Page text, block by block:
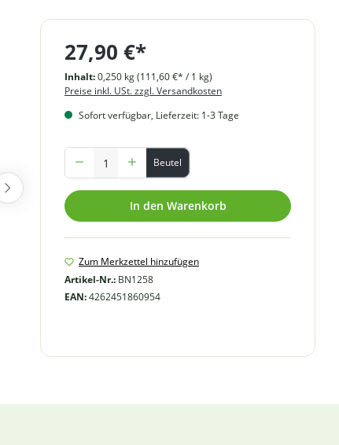
27,90 €*
Inhalt:0,250 kg(111,60 €* / 1 kg)
Preise inkl. USt. zzgl. Versandkosten
Sofort verfügbar, Lieferzeit: 1-3 Tage
Produkt Anzahl: Gib den gewünschten Wert ein oder
Beutel
In den Warenkorb
Zum Merkzettel hinzufügen
Artikel-Nr.: BN1258
EAN:4262451860954